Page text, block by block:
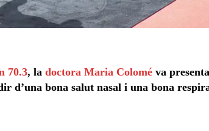
70.3, la doctora Maria Colomé va
d’una bona salut nasal i una bona